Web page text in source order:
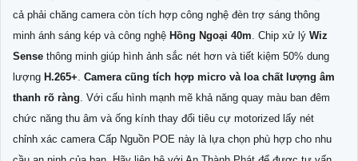
cả phải chăng camera còn tích hợp công nghệ đèn trợ sáng thông
minh ánh sáng kép và công nghệ Hồng Ngoại 40m . Chip xử lý Wiz
Sense thông minh giúp hình ảnh sắc nét hơn và tiết kiệm 50% dung
lượng H.265+ Camera cũng tích hợp micro và loa chất lượng âm
thanh rõ ràng . Với cấu hình mạnh mẽ khả năng quay màu ban đêm
chức năng thu âm và ống kính thay đổi tiêu cự motorized lấy nét
chỉnh xác camera Cấp Nguồn POE này là lựa chọn phù hợp cho nhu